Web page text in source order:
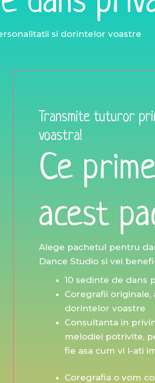
si dorintelor voastre
Transmite tuturor
voastra!
Ce
acest
Alege pachetul pentru
Dance Studio si vei
10 sedinte de dans
Coregrafii
dorintelor voastre
Consultanta in
melodiei potrivite,
fie asa cum vi l-ati
Coregrafia o vom